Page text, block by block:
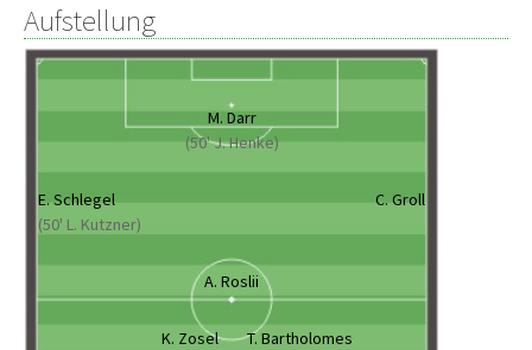
Aufstellung
M. Darr
(50' J. Henke)
E. Schlegel
(50' L. Kutzner)
C. Groll
A. Roslii
K. Zosel T. Bartholomes